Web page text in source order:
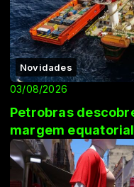
Novidades
03/08/2026
Petrobras
margem